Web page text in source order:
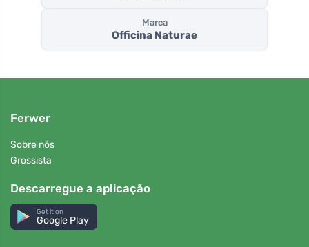
Marca
Officina Naturae
Ferwer
Sobre nós
Grossista
Descarregue a aplicação
Get it on
Google Play